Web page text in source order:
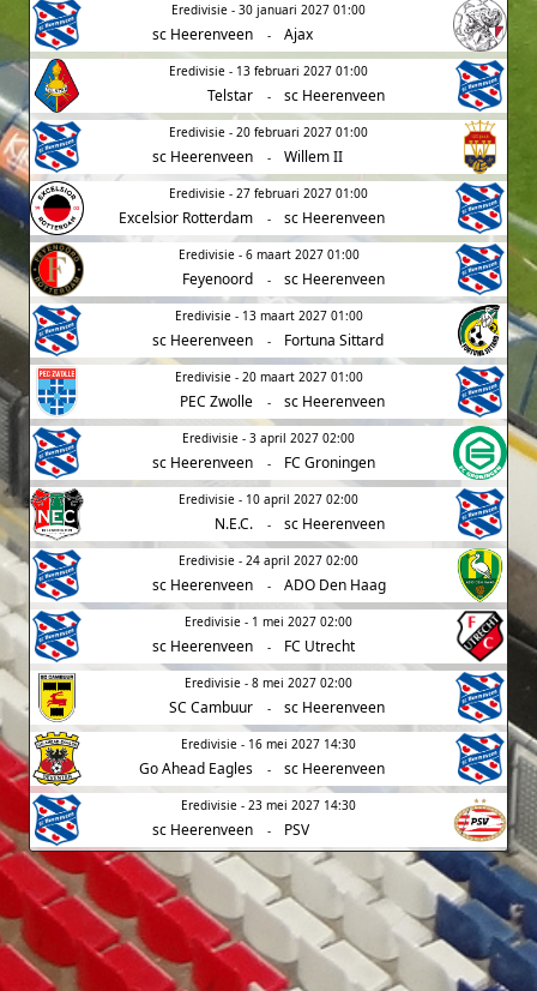
Eredivisie - 30 januari 2027 01:00
sc Heerenveen - Ajax
Eredivisie - 13 februari 2027 01:00
Telstar - sc Heerenveen
Eredivisie - 20 februari 2027 01:00
sc Heerenveen - Willem II
Eredivisie - 27 februari 2027 01:00
Excelsior Rotterdam - sc Heerenveen
Eredivisie - 6 maart 2027 01:00
Feyenoord - sc Heerenveen
Eredivisie - 13 maart 2027 01:00
sc Heerenveen - Fortuna Sittard
Eredivisie - 20 maart 2027 01:00
PEC Zwolle - sc Heerenveen
Eredivisie - 3 april 2027 02:00
sc Heerenveen - FC Groningen
Eredivisie - 10 april 2027 02:00
N.E.C. - sc Heerenveen
Eredivisie - 24 april 2027 02:00
sc Heerenveen - ADO Den Haag
Eredivisie - 1 mei 2027 02:00
sc Heerenveen - FC Utrecht
Eredivisie - 8 mei 2027 02:00
SC Cambuur - sc Heerenveen
Eredivisie - 16 mei 2027 14:30
Go Ahead Eagles - sc Heerenveen
Eredivisie - 23 mei 2027 14:30
sc Heerenveen - PSV